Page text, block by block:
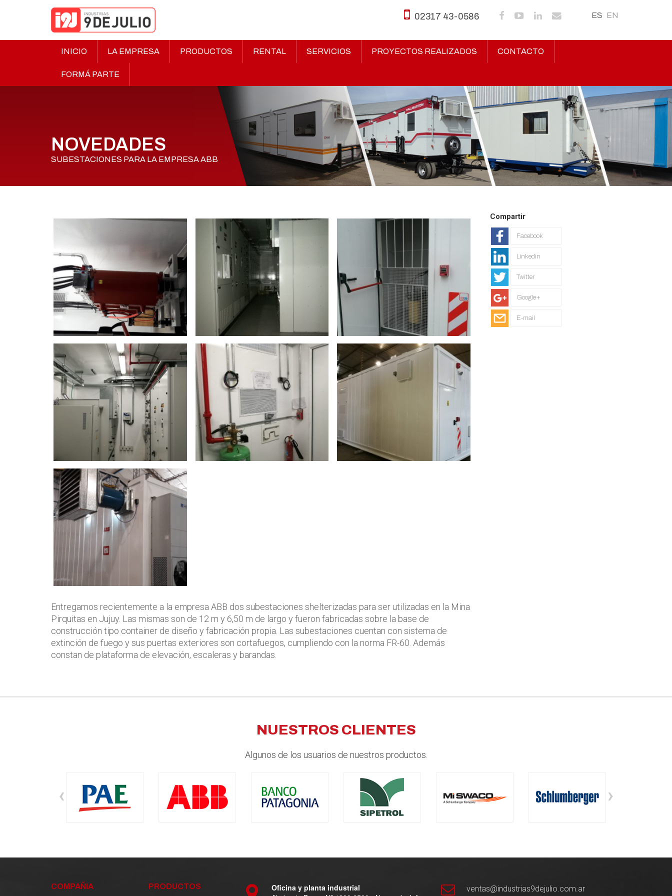
ES EN
02317 43-0586
INICIO LA EMPRESA PRODUCTOS RENTAL SERVICIOS PROYECTOS REALIZADOS CONTACTO
FORMÁ PARTE
NOVEDADES
SUBESTACIONES PARA LA EMPRESA ABB
Entregamos recientemente a la empresa ABB dos subestaciones shelterizadas para ser utilizadas en la Mina
Pirquitas en Jujuy. Las mismas son de 12 m y 6,50 m de largo y fueron fabricadas sobre la base de
construcción tipo container de diseño y fabricación propia. Las subestaciones cuentan con sistema de
extinción de fuego y sus puertas exteriores son cortafuegos, cumpliendo con la norma FR-60. Además
constan de plataforma de elevación, escaleras y barandas.
Compartir
Facebook
Linkedin
Twitter
Google+
E-mail
NUESTROS CLIENTES
Algunos de los usuarios de nuestros productos.
‹ ›
COMPAÑIA PRODUCTOS
Oficina y planta industrial
ventas@industrias9dejulio.com.ar